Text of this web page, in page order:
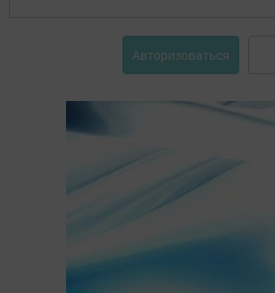
Авторизоваться